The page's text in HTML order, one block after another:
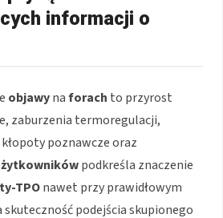
informacji o
objawynaforach to przyrost
zaburzenia termoregulacji,
poznawcze oraz
podkreśla znaczenie
TPOnawet przy prawidłowym
skuteczność podejścia skupionego